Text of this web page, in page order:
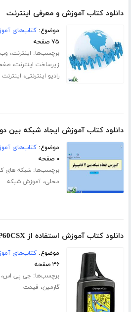
دانلود کتاب آموزش و معرفی اینترنت
موضوع:کتاب‌های
۷۵ صفحه
برچسب‌ها: اینترنت، وب
زیرساخت اینترنت،
رادیو اینترنتی،
دانلود کتاب آموزش ایجاد شبکه بین دو
موضوع:کتاب‌های
۰ صفحه
برچسب‌ها:شبکه های
محلی،آموزش شبکه
دانلود کتاب آموزش استفاده از GPS MAP60CSX
موضوع:کتاب‌های
۳۶ صفحه
برچسب‌ها: جی پی اس،
گارمین، قیمت